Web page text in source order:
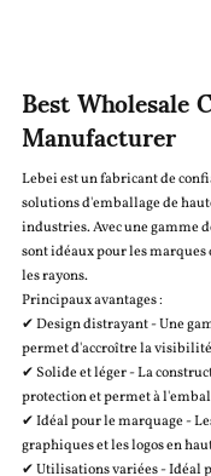
Best Wholesale
Manufacturer
Lebei est un fabricant de
solutions d'emballage de
industries. Avec une gamme
sont idéaux pour les
les rayons.
Principaux avantages :
✔ Design distrayant - Une
permet d'accroître la
✔ Solide et léger - La
protection et permet à
✔ Idéal pour le marquage -
graphiques et les logos en
✔ Utilisations variées - Idéal